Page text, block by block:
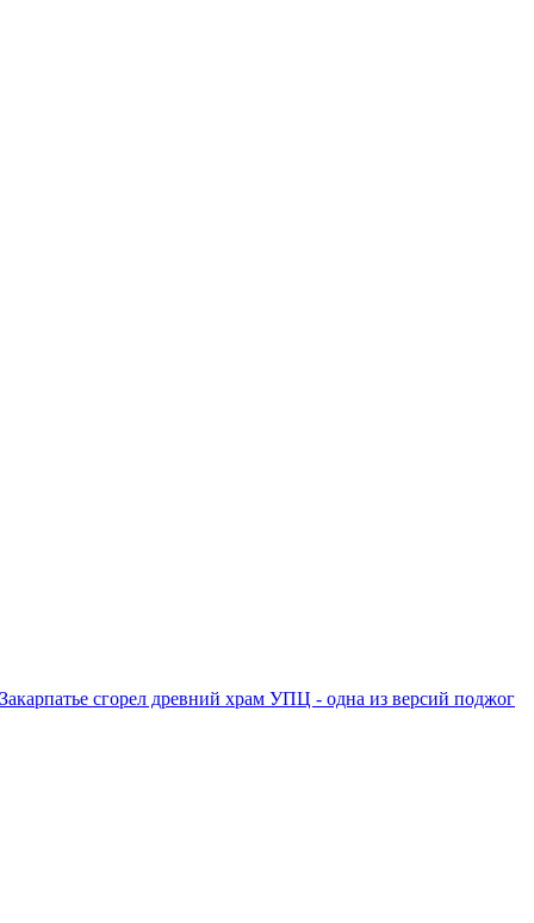
сгорел древний храм УПЦ - одна из версий поджог